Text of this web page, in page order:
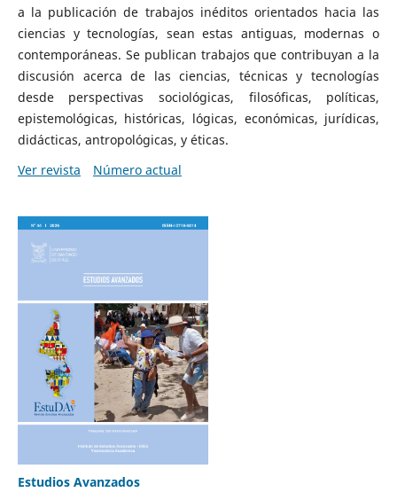
a la publicación de trabajos inéditos orientados hacia las
ciencias y tecnologías, sean estas antiguas, modernas o
contemporáneas. Se publican trabajos que contribuyan a la
discusión acerca de las ciencias, técnicas y tecnologías
desde perspectivas sociológicas, filosóficas, políticas,
epistemológicas, históricas, lógicas, económicas, jurídicas,
didácticas, antropológicas, y éticas.
Ver revista
Número actual
Estudios Avanzados